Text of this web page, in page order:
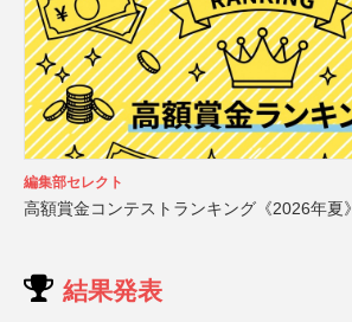
編集部セレクト
高額賞金コンテストランキング《2026年夏》
結果発表